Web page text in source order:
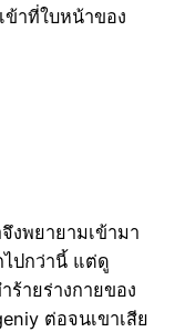
ข้าที่ใบหน้าของ
งพยายามเข้ามา
ปกว่านี้ แต่ดู
ร้ายร่างกายของ
ต่อจนเขาเสีย